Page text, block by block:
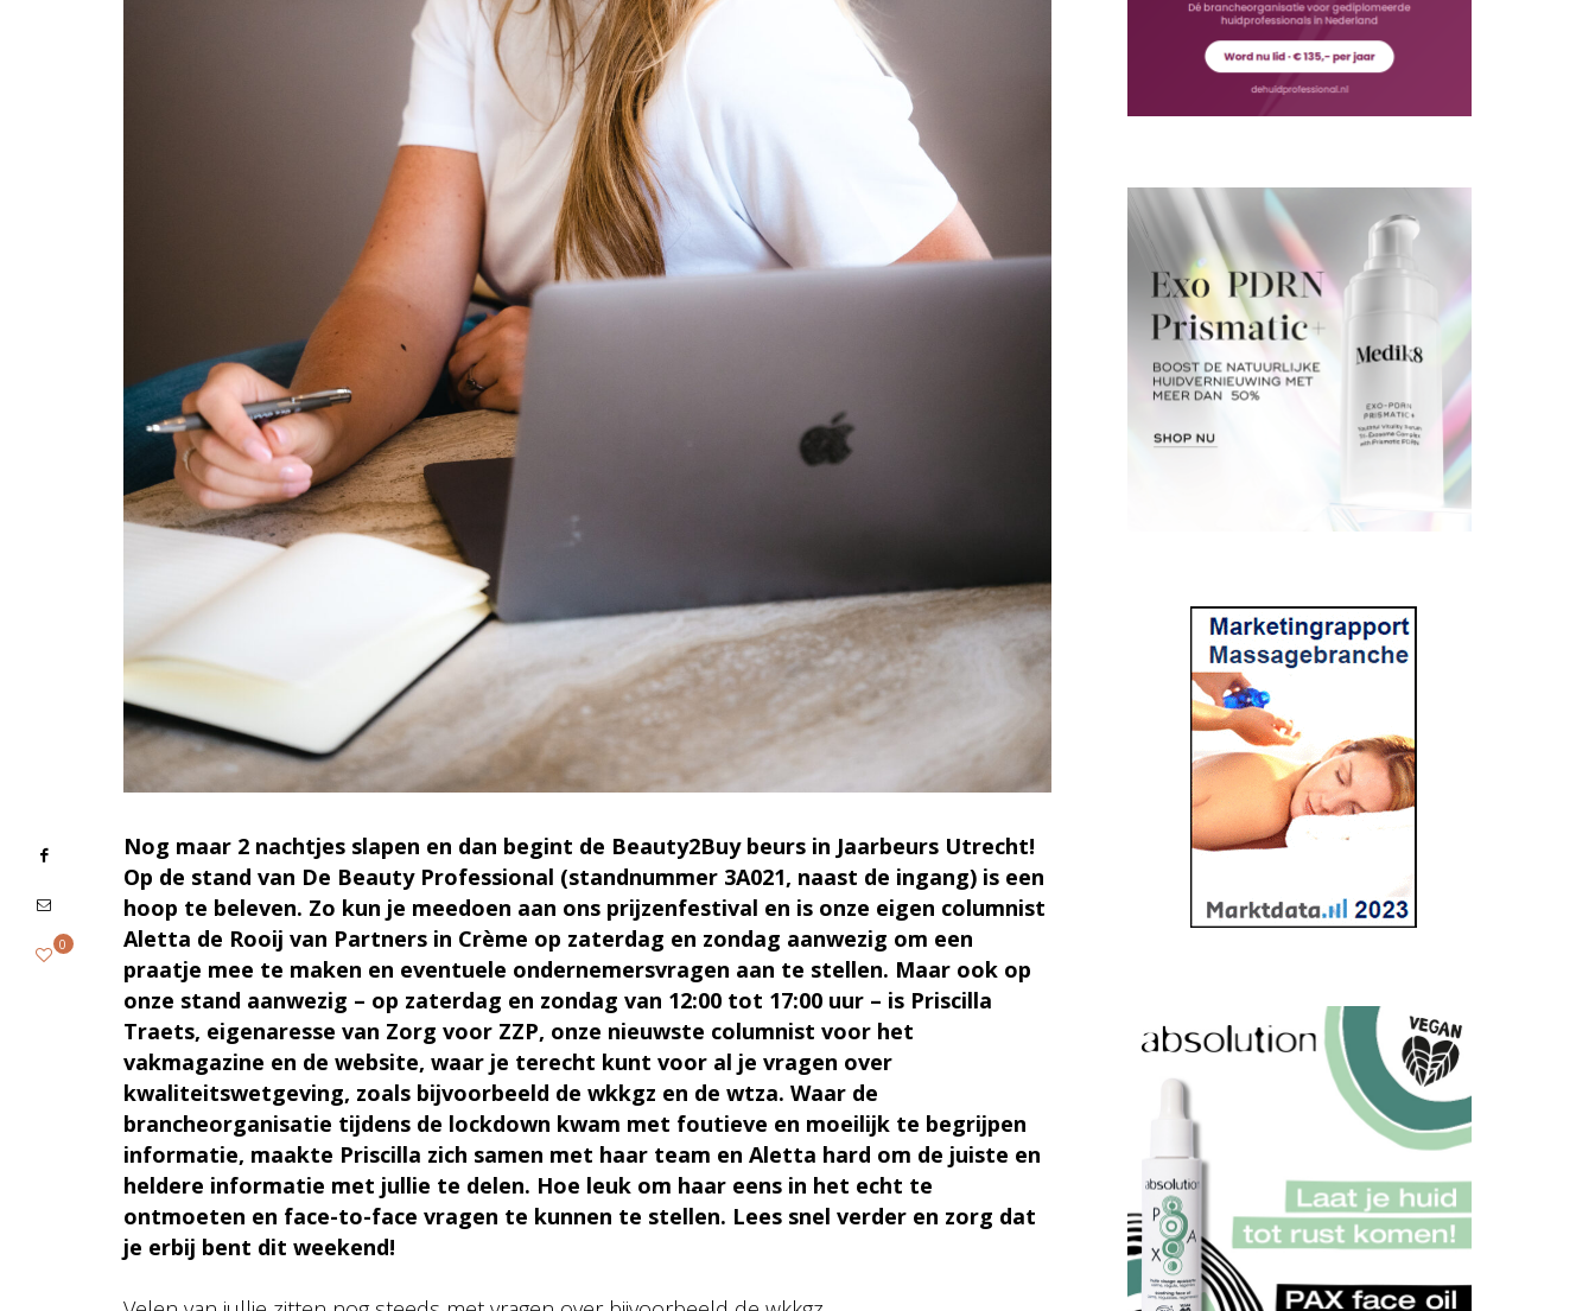
Nog maar 2 nachtjes slapen en dan begint de Beauty2Buy beurs in Jaarbeurs Utrecht!
Op de stand van De Beauty Professional (standnummer 3A021, naast de ingang) is een
hoop te beleven. Zo kun je meedoen aan ons prijzenfestival en is onze eigen columnist
Aletta de Rooij van Partners in Crème op zaterdag en zondag aanwezig om een
praatje mee te maken en eventuele ondernemersvragen aan te stellen. Maar ook op
onze stand aanwezig – op zaterdag en zondag van 12:00 tot 17:00 uur – is Priscilla
Traets, eigenaresse van Zorg voor ZZP, onze nieuwste columnist voor het
vakmagazine en de website, waar je terecht kunt voor al je vragen over
kwaliteitswetgeving, zoals bijvoorbeeld de wkkgz en de wtza. Waar de
brancheorganisatie tijdens de lockdown kwam met foutieve en moeilijk te begrijpen
informatie, maakte Priscilla zich samen met haar team en Aletta hard om de juiste en
heldere informatie met jullie te delen. Hoe leuk om haar eens in het echt te
ontmoeten en face-to-face vragen te kunnen te stellen. Lees snel verder en zorg dat
je erbij bent dit weekend!
0